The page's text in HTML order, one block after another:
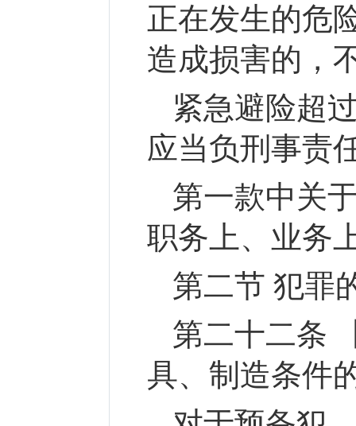
正在发生的危
造成损害的，
紧急避险超
应当负刑事责
第一款中关
职务上、业务
第二节 犯罪
第二十二条
具、制造条件